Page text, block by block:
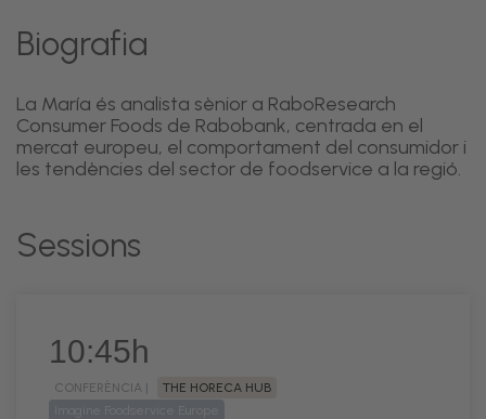
Biografia
La María és analista sènior a RaboResearch
Consumer Foods de Rabobank, centrada en el
mercat europeu, el comportament del consumidor i
les tendències del sector de foodservice a la regió.
Sessions
10:45h
CONFERÈNCIA |
THE HORECA HUB
Imagine Foodservice Europe